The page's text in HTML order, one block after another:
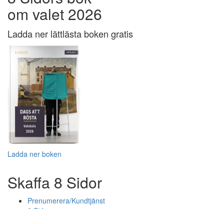
om valet 2026
Ladda ner lättlästa boken gratis
Ladda ner boken
Skaffa 8 Sidor
Prenumerera/Kundtjänst